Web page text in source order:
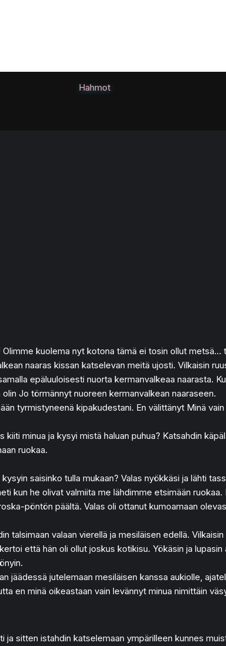
Hahmot
kuolema nyt kotona tämä ei tosin ollut
naaras kissan katselevan meitä ujosti. Vilkaisin
epäluuloisesti nuorta kermanvalkeaa naarasta.
Jo törmännyt nuoreen kermanvalkean naaraseen.
tyrmistyneenä kipakudestani. En välittänyt Minä
kiiti minua ja kysyi mistä haluan puhua? Katsahdin
ruokaa.
saisinko tulla mukaan? Valas nyökkäsi ja lähti
kun he olivat valmiita me lähdimme etsimään
pöntön päältä. Valas oli ottanut kumoamaan
talsimaan valaan vierellä ja mesiläisen edellä.
että hän oli ollut joskus kotikisu. Yökäsin ja
jäädessä jutelemaan mesiläisen kanssa aukiolle,
en minä oikeastaan vain levännyt minua nimittäin
sitten istahdin katselemaan ympärilleen kunnes